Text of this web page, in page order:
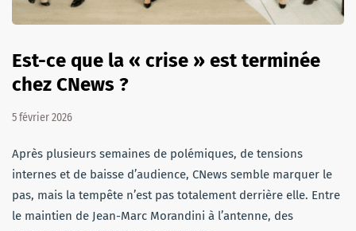
Est-ce que la « crise » est terminée
chez CNews ?
5 février 2026
Après plusieurs semaines de polémiques, de tensions
internes et de baisse d’audience, CNews semble marquer le
pas, mais la tempête n’est pas totalement derrière elle. Entre
le maintien de Jean-Marc Morandini à l’antenne, des